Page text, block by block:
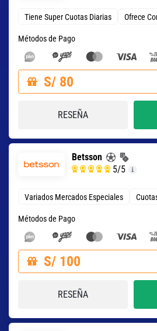
Tiene Super Cuotas Diarias Ofrece
Métodos de Pago
S/ 80
RESEÑA
Betsson
5/5
Variados Mercados Especiales
Métodos de Pago
S/ 100
RESEÑA